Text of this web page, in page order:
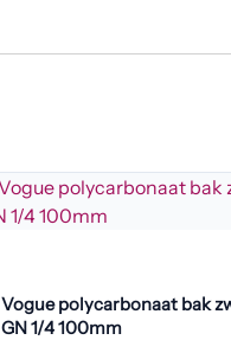
Vogue polycarbonaat bak
GN 1/4 100mm